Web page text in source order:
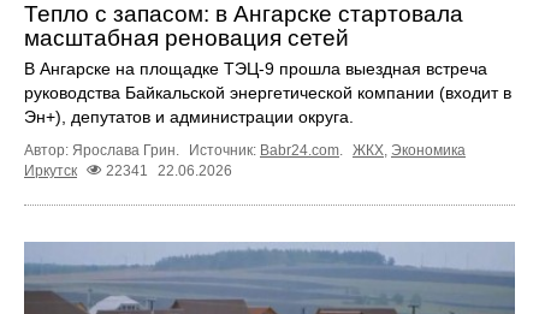
Тепло с запасом: в Ангарске стартовала
масштабная реновация сетей
В Ангарске на площадке ТЭЦ-9 прошла выездная встреча
руководства Байкальской энергетической компании (входит в
Эн+), депутатов и администрации округа.
Автор: Ярослава Грин. Источник: Babr24.com. ЖКХ, Экономика
Иркутск
22341 22.06.2026